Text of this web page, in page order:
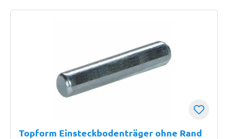
Topform Einsteckbodenträger ohne Rand